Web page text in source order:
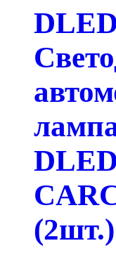
DLED
DLED
(2шт.)